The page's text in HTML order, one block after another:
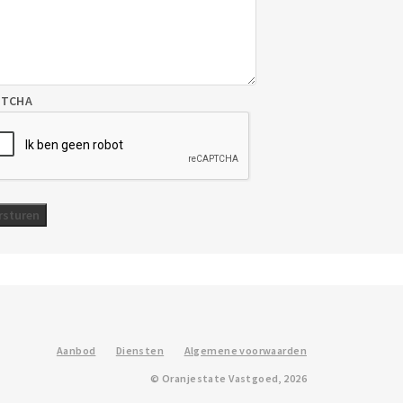
Aanbod Diensten Algemene voorwaarden
© Oranjestate Vastgoed, 2026